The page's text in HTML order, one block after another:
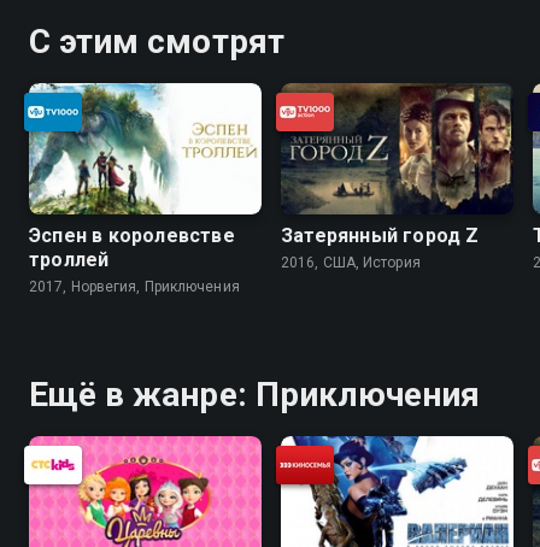
С этим смотрят
Эспен в королевстве
троллей
2017, Норвегия, Приключения
Затерянный город Z
2016, США, История
Ещё в жанре: Приключения